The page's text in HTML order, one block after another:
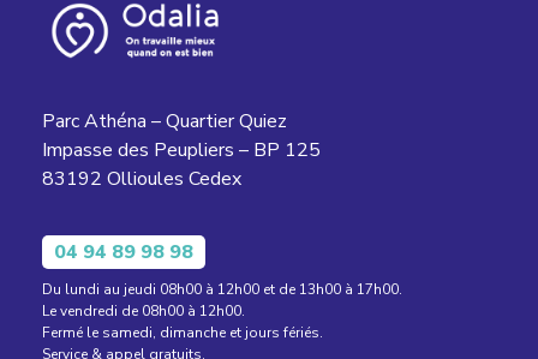
Parc Athéna – Quartier Quiez
Impasse des Peupliers – BP 125
83192 Ollioules Cedex
04 94 89 98 98
Du lundi au jeudi 08h00 à 12h00 et de 13h00 à 17h00.
Le vendredi de 08h00 à 12h00.
Fermé le samedi, dimanche et jours fériés.
Service & appel gratuits.